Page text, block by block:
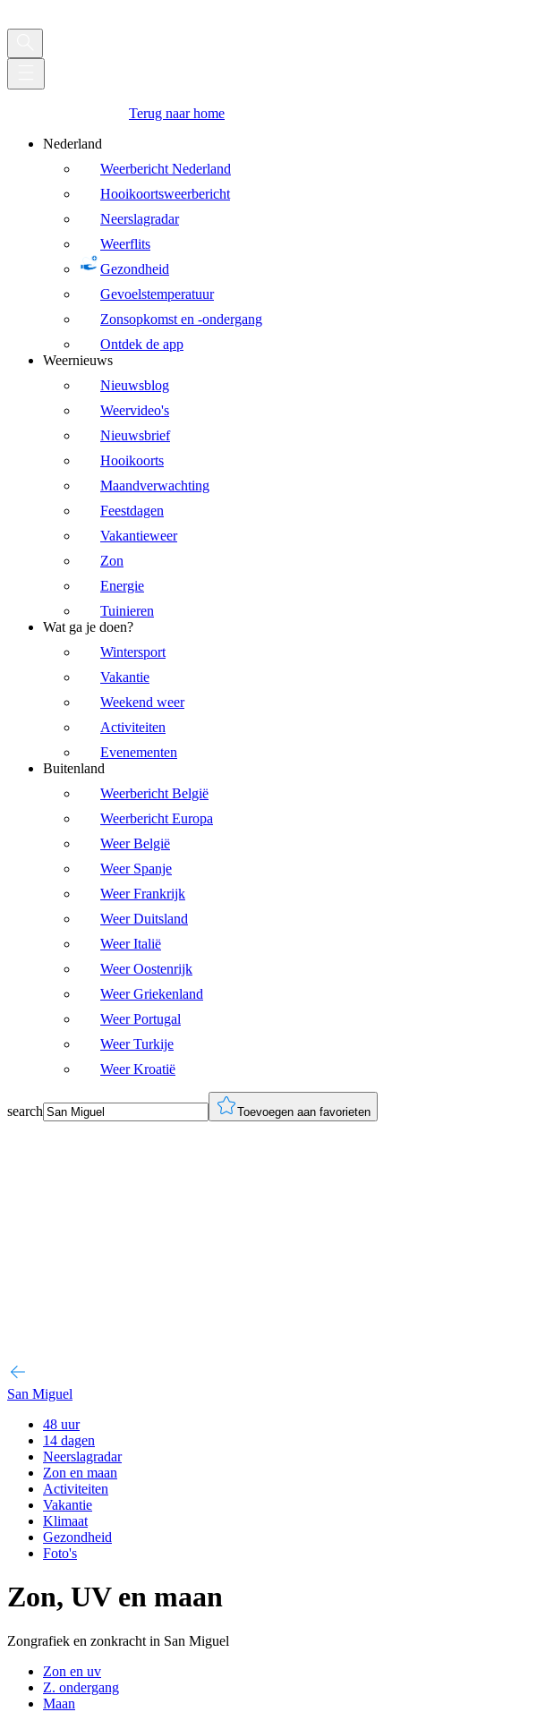
Terug naar home
Nederland
Weerbericht Nederland
Hooikoortsweerbericht
Neerslagradar
Weerflits
Gezondheid
Gevoelstemperatuur
Zonsopkomst en -ondergang
Ontdek de app
Weernieuws
Nieuwsblog
Weervideo's
Nieuwsbrief
Hooikoorts
Maandverwachting
Feestdagen
Vakantieweer
Zon
Energie
Tuinieren
Wat ga je doen?
Wintersport
Vakantie
Weekend weer
Activiteiten
Evenementen
Buitenland
Weerbericht België
Weerbericht Europa
Weer België
Weer Spanje
Weer Frankrijk
Weer Duitsland
Weer Italië
Weer Oostenrijk
Weer Griekenland
Weer Portugal
Weer Turkije
Weer Kroatië
search Toevoegen aan favorieten
San Miguel
48 uur
14 dagen
Neerslagradar
Zon en maan
Activiteiten
Vakantie
Klimaat
Gezondheid
Foto's
Zon, UV en maan
Zongrafiek en zonkracht in San Miguel
Zon en uv
Z. ondergang
Maan